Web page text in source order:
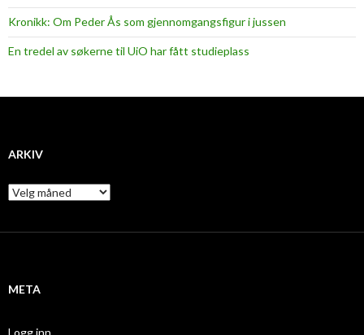
Kronikk: Om Peder Ås som gjennomgangsfigur i jussen
En tredel av søkerne til UiO har fått studieplass
ARKIV
A
r
i
META
Logg inn